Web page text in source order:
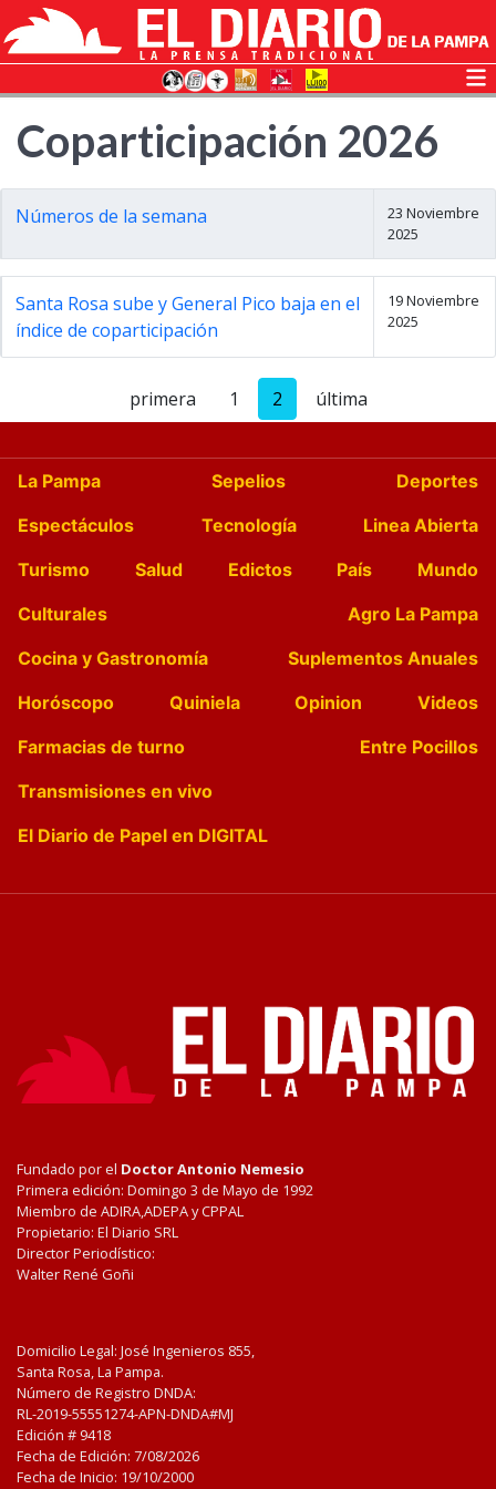
Coparticipación 2026
Números de la semana
23 Noviembre
2025
Santa Rosa sube y General Pico baja en el
índice de coparticipación
19 Noviembre
2025
primera 1 2 última
La Pampa Sepelios
Deportes
Espectáculos
Tecnología
Linea Abierta
Turismo
Salud Edictos País
Mundo
Culturales
Agro La Pampa
Cocina y Gastronomía
Suplementos Anuales
Horóscopo
Quiniela Opinion
Videos
Farmacias de turno
Entre Pocillos
Transmisiones en vivo
El Diario de Papel en DIGITAL
Fundado por el Doctor Antonio Nemesio
Primera edición: Domingo 3 de Mayo de 1992
Miembro de ADIRA,ADEPA y CPPAL
Propietario: El Diario SRL
Director Periodístico:
Walter René Goñi
Domicilio Legal: José Ingenieros 855,
Santa Rosa, La Pampa.
Número de Registro DNDA:
RL-2019-55551274-APN-DNDA#MJ
Edición # 9418
Fecha de Edición: 7/08/2026
Fecha de Inicio: 19/10/2000